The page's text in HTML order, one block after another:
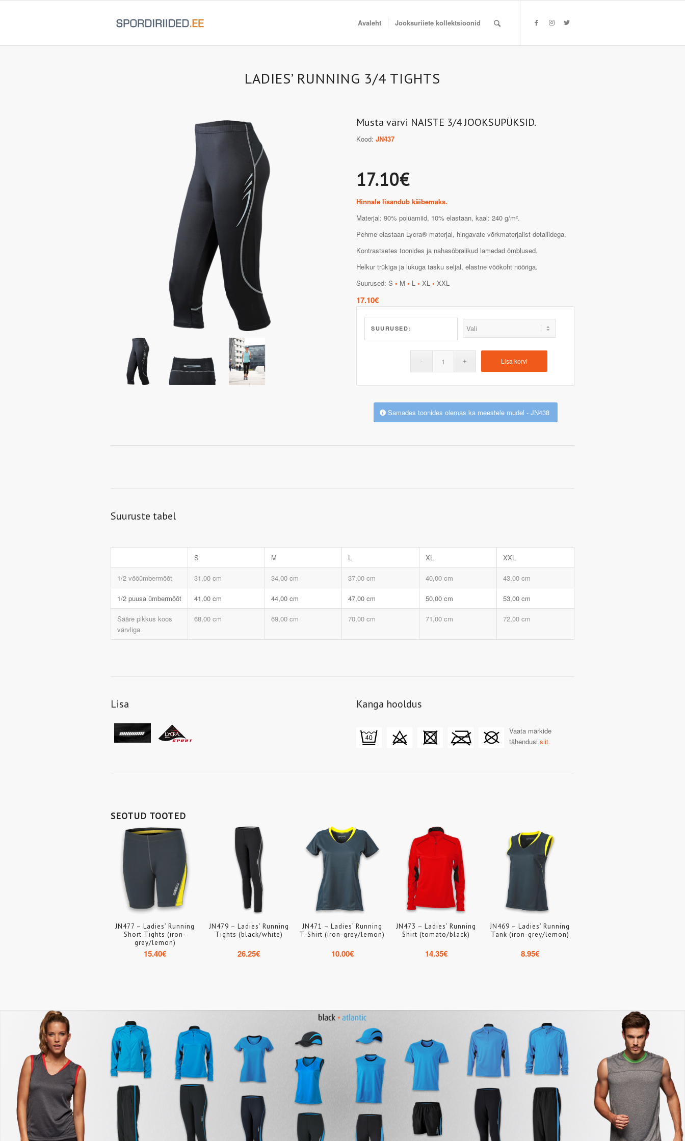
Avaleht Jooksuriiete kollektsioonid
LADIES’ RUNNING 3/4 TIGHTS
Musta värvi NAISTE 3/4 JOOKSUPÜKSID.
Kood:JN437
17.10€
Hinnale lisandub käibemaks.
Materjal: 90% polüamiid, 10% elastaan, kaal: 240 g/m².
Pehme elastaan Lycra® materjal, hingavate võrkmaterjalist detailidega.
Kontrastsetes toonides ja nahasõbralikud lamedad õmblused.
Helkur trükiga ja lukuga tasku seljal, elastne vöökoht nööriga.
Suurused: S• M• L• XL•XXL
17.10€
SUURUSED:
Lisa korvi
Samades toonides olemas ka meestele mudel - JN438
Suuruste tabel
S M L XL XXL
1/2 vööümbermõõt 31,00 cm 34,00 cm 37,00 cm 40,00 cm 43,00 cm
1/2 puusa ümbermõõt 41,00 cm 44,00 cm 47,00 cm 50,00 cm 53,00 cm
Sääre pikkus koos
värvliga
68,00 cm 69,00 cm 70,00 cm 71,00 cm 72,00 cm
Lisa Kanga hooldus
Vaata märkide
tähendusisiit.
SEOTUD TOOTED
JN477 – Ladies’ Running
Short Tights (iron-
grey/lemon)
15.40€
JN479 – Ladies’ Running
Tights (black/white)
26.25€
JN471 – Ladies’ Running
T-Shirt (iron-grey/lemon)
10.00€
JN473 – Ladies’ Running
Shirt (tomato/black)
14.35€
JN469 – Ladies’ Running
Tank (iron-grey/lemon)
8.95€